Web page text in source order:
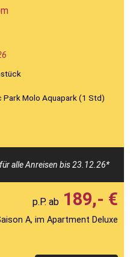
Molo Aquapark (1 Std)
alle Anreisen bis 23.12.26*
189,- €
A, im Apartment Deluxe